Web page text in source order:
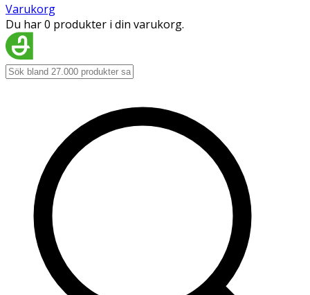
Varukorg
Du har 0 produkter i din varukorg.